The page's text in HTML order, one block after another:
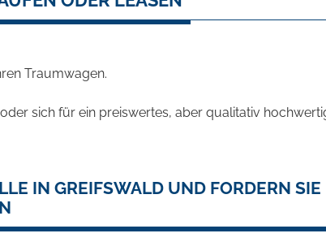
Traumwagen.
sich für ein preiswertes, aber qualitativ
IN GREIFSWALD UND FORDERN SIE